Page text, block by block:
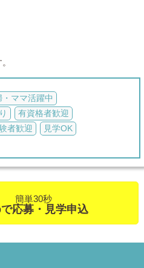
・ママ活躍中
有資格者歓迎
者歓迎
見学OK
簡単30秒
応募・見学申込